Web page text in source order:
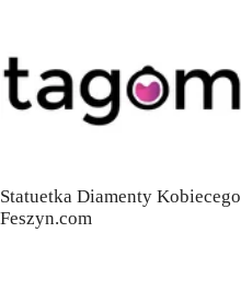
Statuetka Diamenty
Feszyn.com